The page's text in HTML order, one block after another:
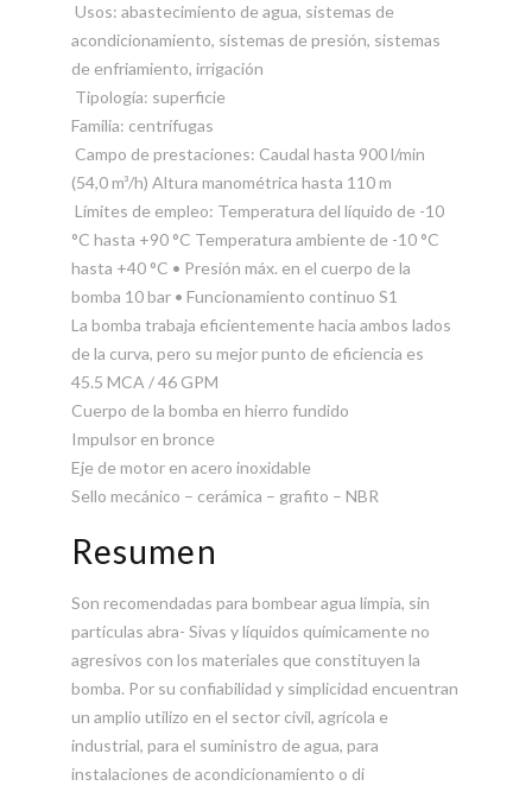
Usos: abastecimiento de agua, sistemas de
acondicionamiento, sistemas de presión, sistemas
de enfriamiento, irrigación
Tipología: superficie
Familia: centrífugas
Campo de prestaciones: Caudal hasta 900 l/min
(54,0 m³/h) Altura manométrica hasta 110 m
Límites de empleo: Temperatura del líquido de -10
°C hasta +90 °C Temperatura ambiente de -10 °C
hasta +40 °C • Presión máx. en el cuerpo de la
bomba 10 bar • Funcionamiento continuo S1
La bomba trabaja eficientemente hacia ambos lados
de la curva, pero su mejor punto de eficiencia es
45.5 MCA / 46 GPM
Cuerpo de la bomba en hierro fundido
Impulsor en bronce
Eje de motor en acero inoxidable
Sello mecánico – cerámica – grafito – NBR
Resumen
Son recomendadas para bombear agua limpia, sin
partículas abra- Sivas y líquidos químicamente no
agresivos con los materiales que constituyen la
bomba. Por su confiabilidad y simplicidad encuentran
un amplio utilizo en el sector civil, agrícola e
industrial, para el suministro de agua, para
instalaciones de acondicionamiento o di